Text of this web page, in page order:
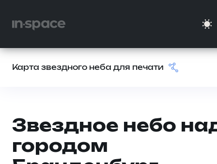
Карта звездного неба для печати
Звездное небо
городом